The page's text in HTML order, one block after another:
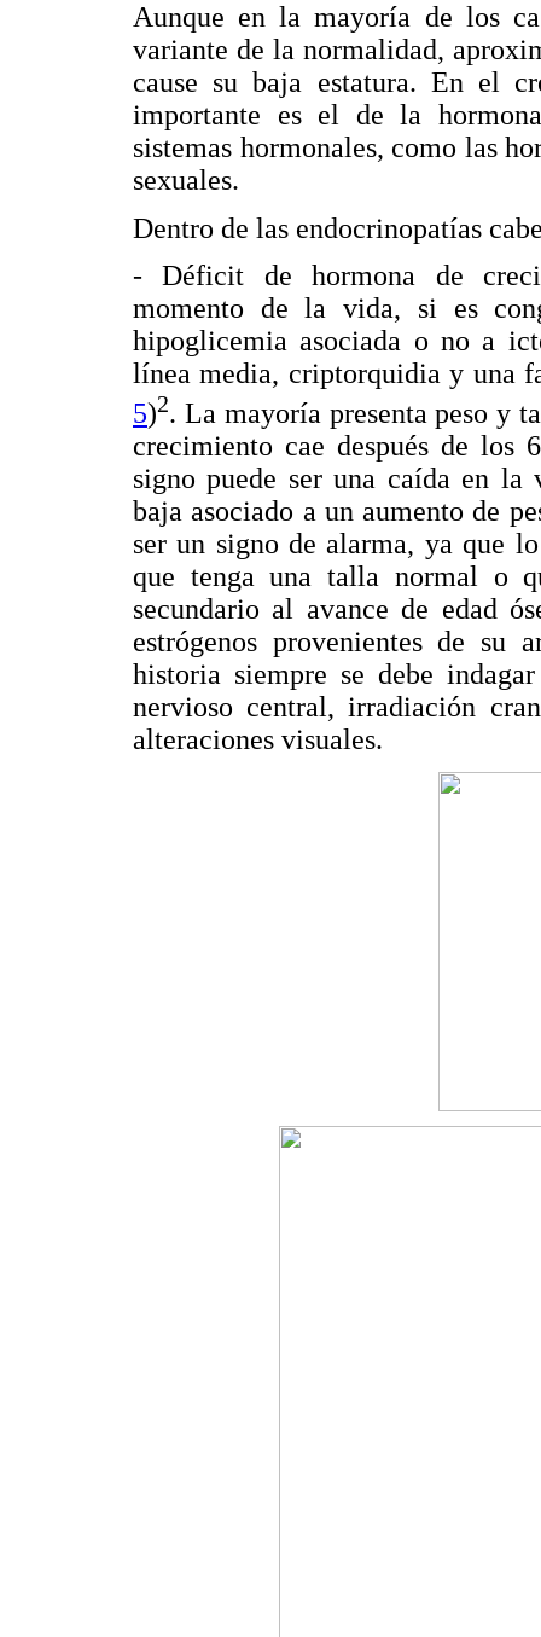
Aunque en la mayoría de los
variante de la normalidad,
cause su baja estatura. En el
importante es el de la
sistemas hormonales, como las
sexuales.
Dentro de las endocrinopatías
- Déficit de hormona de
momento de la vida, si es
hipoglicemia asociada o no a
línea media, criptorquidia y una
5)2. La mayoría presenta peso y
crecimiento cae después de
signo puede ser una caída en
baja asociado a un aumento de
ser un signo de alarma, ya que
que tenga una talla normal o
secundario al avance de edad
estrógenos provenientes de
historia siempre se debe
nervioso central, irradiación
alteraciones visuales.